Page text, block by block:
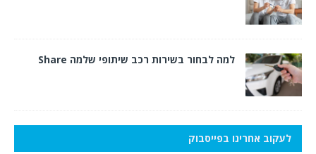
למה לבחור בשירות רכב שיתופי שלמה Share
לעקוב אחרינו בפייסבוק